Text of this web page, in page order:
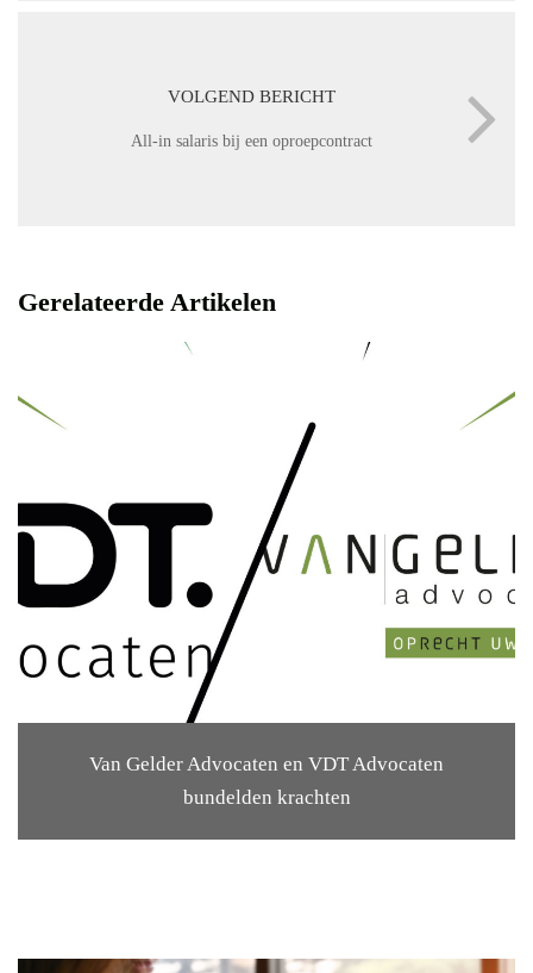
VOLGEND BERICHT
All-in salaris bij een oproepcontract
Gerelateerde Artikelen
Van Gelder Advocaten en VDT Advocaten
bundelden krachten